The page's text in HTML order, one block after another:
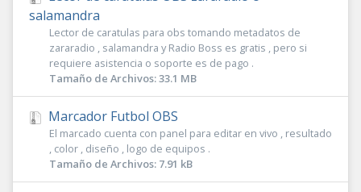
salamandra
Lector de caratulas para obs tomando metadatos de
zararadio , salamandra y Radio Boss es gratis , pero si
requiere asistencia o soporte es de pago .
Tamaño de Archivos: 33.1 MB
Marcador Futbol OBS
El marcado cuenta con panel para editar en vivo , resultado
, color , diseño , logo de equipos .
Tamaño de Archivos: 7.91 kB